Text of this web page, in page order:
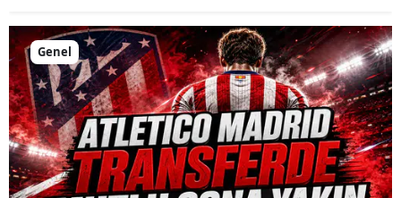
Genel